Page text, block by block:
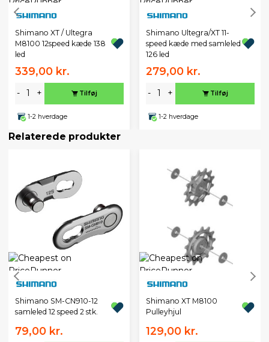
Shimano XT / Ultegra
M8100 12speed kæde 138
led
339,00 kr.
- + Tilføj
1-2 hverdage
Shimano Ultegra/XT 11-
speed kæde med samleled
126 led
279,00 kr.
- + Tilføj
1-2 hverdage
Relaterede produkter
Shimano SM-CN910-12
samleled 12 speed 2 stk.
79,00 kr.
Shimano XT M8100
Pulleyhjul
129,00 kr.